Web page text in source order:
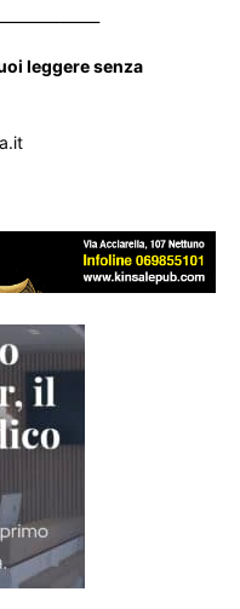
leggere senza